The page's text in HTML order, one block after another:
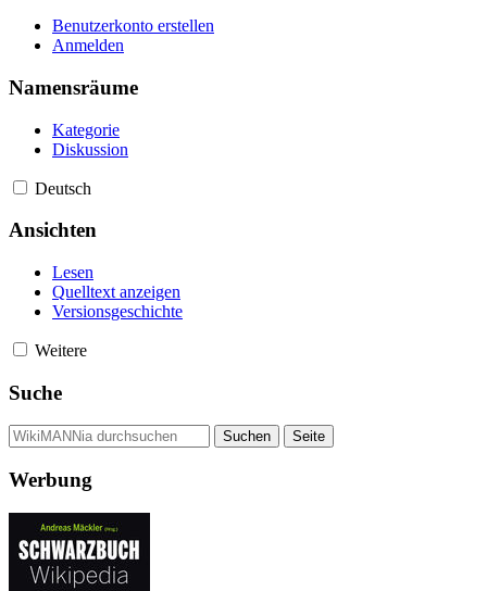
Benutzerkonto erstellen
Anmelden
Namensräume
Kategorie
Diskussion
Deutsch
Ansichten
Lesen
Quelltext anzeigen
Versionsgeschichte
Weitere
Suche
Werbung